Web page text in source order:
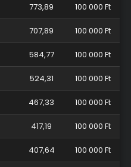
773,89 100 000 Ft
707,89 100 000 Ft
584,77 100 000 Ft
524,31 100 000 Ft
467,33 100 000 Ft
417,19 100 000 Ft
407,64 100 000 Ft